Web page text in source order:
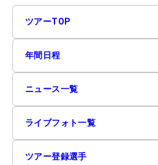
ツアーTOP
年間日程
ニュース一覧
ライブフォト一覧
ツアー登録選手